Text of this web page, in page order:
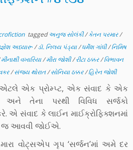
taggedઅનુજ સોલંકી/કેતન પરમાર/
અધ્યારૂ/ડૉ. નિલય પંડ્યા/ધર્મેશ ગાંધી/નિમિષ
મીનાક્ષી વખારિયા/મીરા જોશી/રીટા ઠક્કર/વિભાવન
/સંજય થોરાત/સોનિયા ઠક્કર/હિરેન જોશી
એટલે એક પ્રોમ્પ્ટ, એક સંવાદ કે એક
તેના પરથી વિવિધ સર્જકો
એ સંવાદ કે લાઈન માઈક્રોફિક્શનમાં
જ આવવી જોઈએ.
વોટ્સએપ ગૃપ ‘સર્જન’માં અમે દર